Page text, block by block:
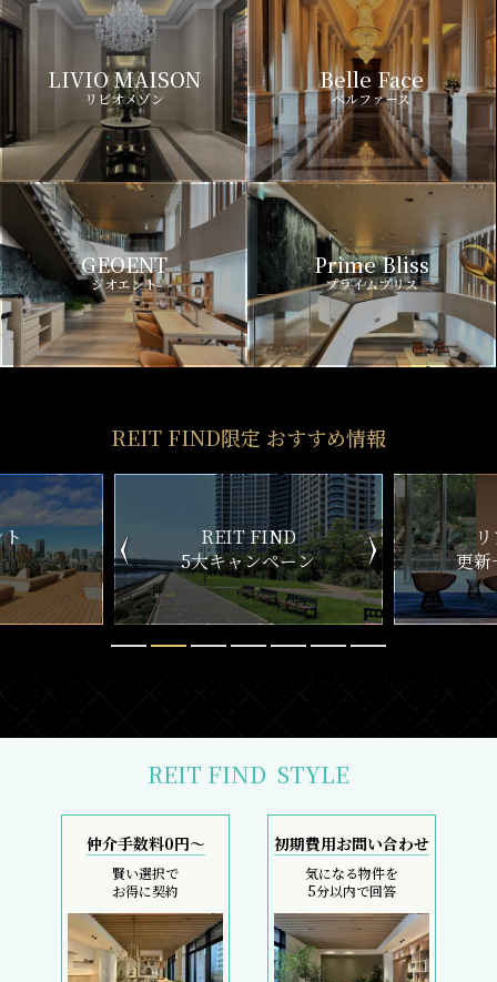
LIVIO MAISON
リビオメゾン
Belle Face
ベルファース
GEOENT
ジオエント
Prime Bliss
プライムブリス
REIT FIND限定 おすすめ情報
ン
リアルタイム
更新一覧チェック
新
REIT FIND STYLE
仲介手数料0円～
賢い選択で
お得に契約
初期費用お問い合わせ
気になる物件を
5分以内で回答